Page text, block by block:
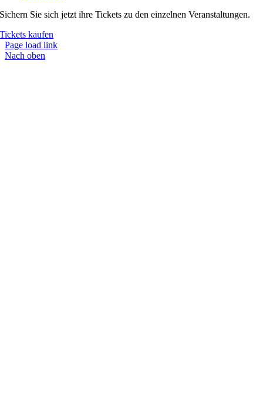
Sichern Sie sich jetzt ihre Tickets zu den einzelnen Veranstaltungen.
Tickets kaufen
Page load link
Nach oben